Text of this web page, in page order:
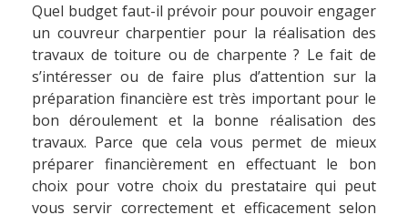
Quel budget faut-il prévoir pour pouvoir engager
un couvreur charpentier pour la réalisation des
travaux de toiture ou de charpente ? Le fait de
s’intéresser ou de faire plus d’attention sur la
préparation financière est très important pour le
bon déroulement et la bonne réalisation des
travaux. Parce que cela vous permet de mieux
préparer financièrement en effectuant le bon
choix pour votre choix du prestataire qui peut
vous servir correctement et efficacement selon